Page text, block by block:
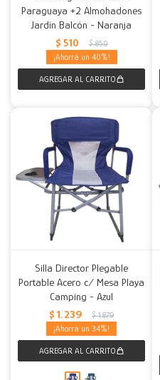
Paraguaya +2 Almohadones
Jardín Balcón - Naranja
$ 510 $ 850
40
Silla Director Plegable
Portable Acero c/ Mesa Playa
Camping - Azul
$ 1.239 $ 1.879
34